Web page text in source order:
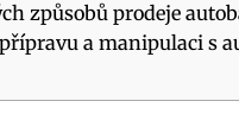
způsobů prodeje
a manipulaci s